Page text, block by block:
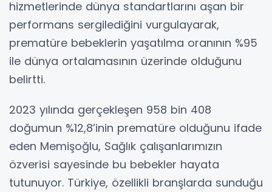
hizmetlerinde dünya standartlarını aşan bir
performans sergilediğini vurgulayarak,
prematüre bebeklerin yaşatılma oranının %95
ile dünya ortalamasının üzerinde olduğunu
belirtti.
2023 yılında gerçekleşen 958 bin 408
doğumun %12,8’inin prematüre olduğunu ifade
eden Memişoğlu, Sağlık çalışanlarımızın
özverisi sayesinde bu bebekler hayata
tutunuyor. Türkiye, özellikli branşlarda sunduğu